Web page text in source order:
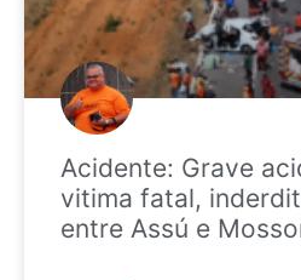
Acidente: Grave
vitima fatal,
entre Assú e